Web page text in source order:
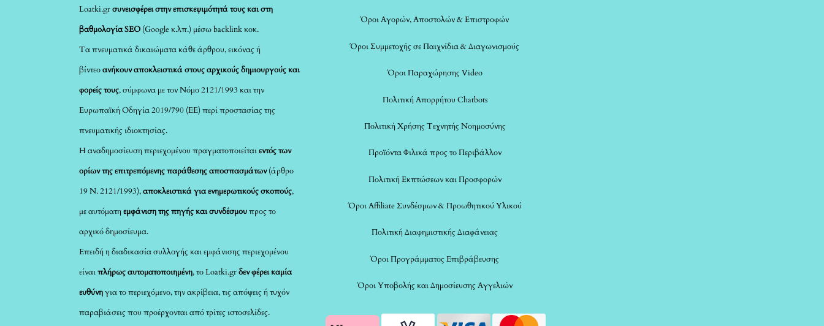
Loatki.grσυνεισφέρει στην επισκεψιμότητά τους και στη
βαθμολογία SEO (Google κ.λπ.) μέσω backlink κοκ.
Τα πνευματικά δικαιώματα κάθε άρθρου, εικόνας ή
βίντεοανήκουν αποκλειστικά στους αρχικούς δημιουργούς και
φορείς τους, σύμφωνα με τον Νόμο 2121/1993 και την
Ευρωπαϊκή Οδηγία 2019/790 (ΕΕ) περί προστασίας της
πνευματικής ιδιοκτησίας.
Η αναδημοσίευση περιεχομένου πραγματοποιείταιεντός των
ορίων της επιτρεπόμενης παράθεσης αποσπασμάτων(άρθρο
19 Ν. 2121/1993),αποκλειστικά για ενημερωτικούς σκοπούς,
με αυτόματηεμφάνιση της πηγής και συνδέσμουπρος το
αρχικό δημοσίευμα.
Επειδή η διαδικασία συλλογής και εμφάνισης περιεχομένου
είναιπλήρως αυτοματοποιημένη, το Loatki.grδεν φέρει καμία
ευθύνηγια το περιεχόμενο, την ακρίβεια, τις απόψεις ή τυχόν
παραβιάσεις που προέρχονται από τρίτες ιστοσελίδες.
Όροι Αγορών, Αποστολών & Επιστροφών
Όροι Συμμετοχής σε Παιχνίδια & Διαγωνισμούς
Όροι Παραχώρησης Video
Πολιτική Απορρήτου Chatbots
Πολιτική Χρήσης Τεχνητής Νοημοσύνης
Προϊόντα Φιλικά προς το Περιβάλλον
Πολιτική Εκπτώσεων και Προσφορών
Όροι Affiliate Συνδέσμων & Προωθητικού Υλικού
Πολιτική Διαφημιστικής Διαφάνειας
Όροι Προγράμματος Επιβράβευσης
Όροι Υποβολής και Δημοσίευσης Αγγελιών